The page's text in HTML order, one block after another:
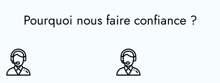
Pourquoi nous faire confiance ?